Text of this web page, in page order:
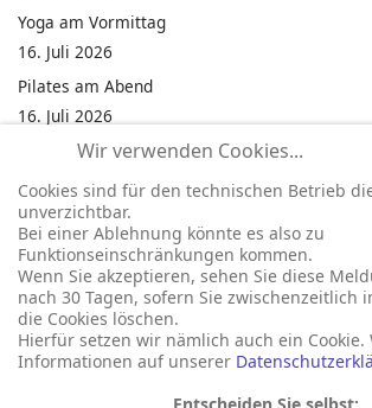
Yoga am Vormittag
16. Juli 2026
Pilates am Abend
16. Juli 2026
Jumping Fitness Intervall
16. Juli 2026
Jumping Fitness Erwachsene
16. Juli 2026
Kinderfest in Neukirchen
16. Juli 2026
Wir verwenden Cookies...
Cookies sind für den technischen Betrieb
unverzichtbar.
Bei einer Ablehnung könnte es also zu
Funktionseinschränkungen kommen.
Wenn Sie akzeptieren, sehen Sie diese
nach 30 Tagen, sofern Sie zwischenzeitlich
die Cookies löschen.
Hierfür setzen wir nämlich auch ein Cookie.
Informationen auf unserer